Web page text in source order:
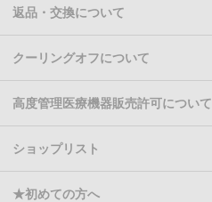
返品・交換について
クーリングオフについて
高度管理医療機器販売許可について
ショップリスト
★初めての方へ